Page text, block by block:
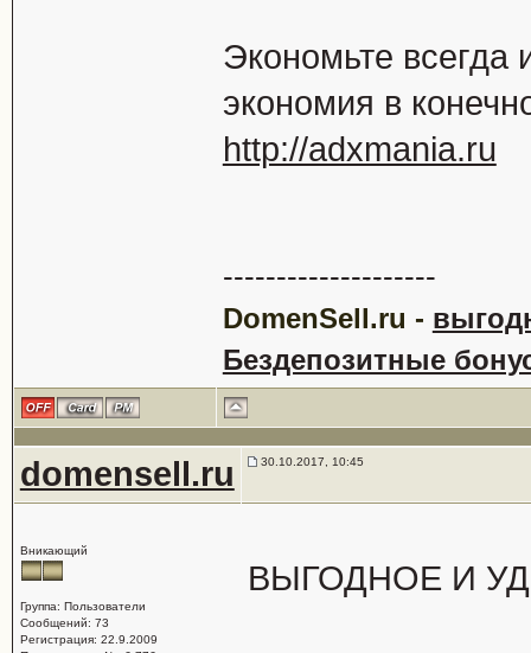
Экономьте всегда
экономия в
http://adxmania.ru
--------------------
DomenSell.ru -
Бездепозитные
domensell.ru 30.10.2017, 10:45
Вникающий
Группа: Пользователи
Сообщений: 73
Регистрация: 22.9.2009
ВЫГОДНОЕ И